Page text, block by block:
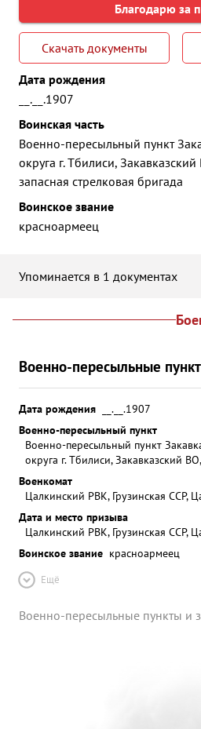
Благодарю за
Скачать документы
Дата рождения
__.__.1907
Воинская часть
Военно-пересыльный пункт
округа г. Тбилиси,
запасная стрелковая бригада
Воинское звание
красноармеец
Упоминается в 1 документах
Военно-пересыльные
Дата рождения
__.__.1907
Военно-пересыльный пункт
Военно-пересыльный пункт
округа г. Тбилиси, Закавказский
Военкомат
Цалкинский РВК, Грузинская ССР,
Дата и место призыва
Цалкинский РВК, Грузинская ССР,
Воинское звание красноармеец
Ещё
Военно-пересыльные пункты и